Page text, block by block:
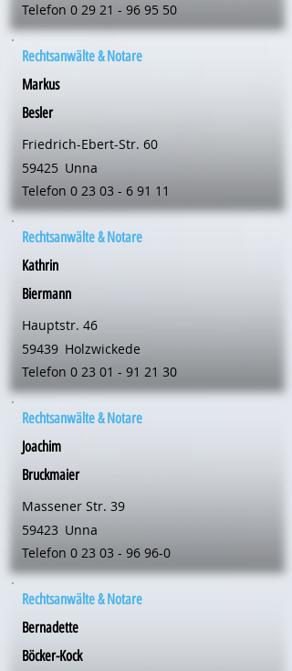
Telefon 0 29 21 - 96 95 50
Rechtsanwälte & Notare
Markus
Besler
Friedrich-Ebert-Str. 60
59425 Unna
Telefon 0 23 03 - 6 91 11
Rechtsanwälte & Notare
Kathrin
Biermann
Hauptstr. 46
59439 Holzwickede
Telefon 0 23 01 - 91 21 30
Rechtsanwälte & Notare
Joachim
Bruckmaier
Massener Str. 39
59423 Unna
Telefon 0 23 03 - 96 96-0
Rechtsanwälte & Notare
Bernadette
Böcker-Kock